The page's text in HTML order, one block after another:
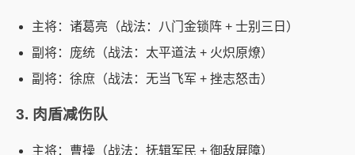
主将：诸葛亮（战法：八门金锁阵 + 士别三日）
副将：庞统（战法：太平道法 + 火炽原燎）
副将：徐庶（战法：无当飞军 + 挫志怒击）
3. 肉盾减伤队
主将：曹操（战法：抚辑军民 + 御敌屏障）